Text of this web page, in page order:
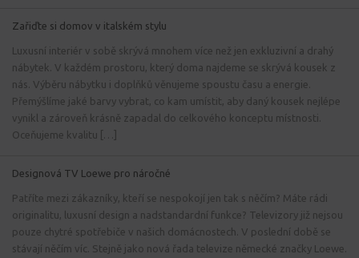
Zařiďte si domov v italském stylu
Luxusní interiér v sobě skrývá mnohem více než jen exkluzivní a drahý
nábytek. V každém prostoru, který doma najdeme se skrývá kousek z
nás. Výběru nábytku i doplňků věnujeme spoustu času a energie.
Přemýšlíme jaké barvy vybrat, co kam umístit, aby daný kousek nejlépe
vynikl a zároveň krásně zapadal do celkového konceptu místnosti.
Oceňujeme kvalitu […]
Designová TV Loewe pro náročné
Patříte mezi zákazníky, kteří se nespokojí jen tak s něčím? Máte rádi
originalitu, luxusní design a nadstandardní funkce? Televizory již nejsou
pouze chytré spotřebiče v našich domácnostech. V poslední době se
stávají něčím víc. Stejně jako nová řada televize německé značky Loewe.